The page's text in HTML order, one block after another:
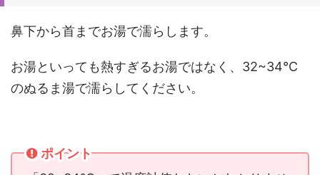
鼻下から首までお湯で濡らします。
お湯といっても熱すぎるお湯ではなく、32~34℃
のぬるま湯で濡らしてください。
ポイント